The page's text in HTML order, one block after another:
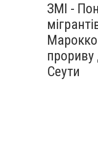
ЗМІ -
Марокко
прориву
Сеути